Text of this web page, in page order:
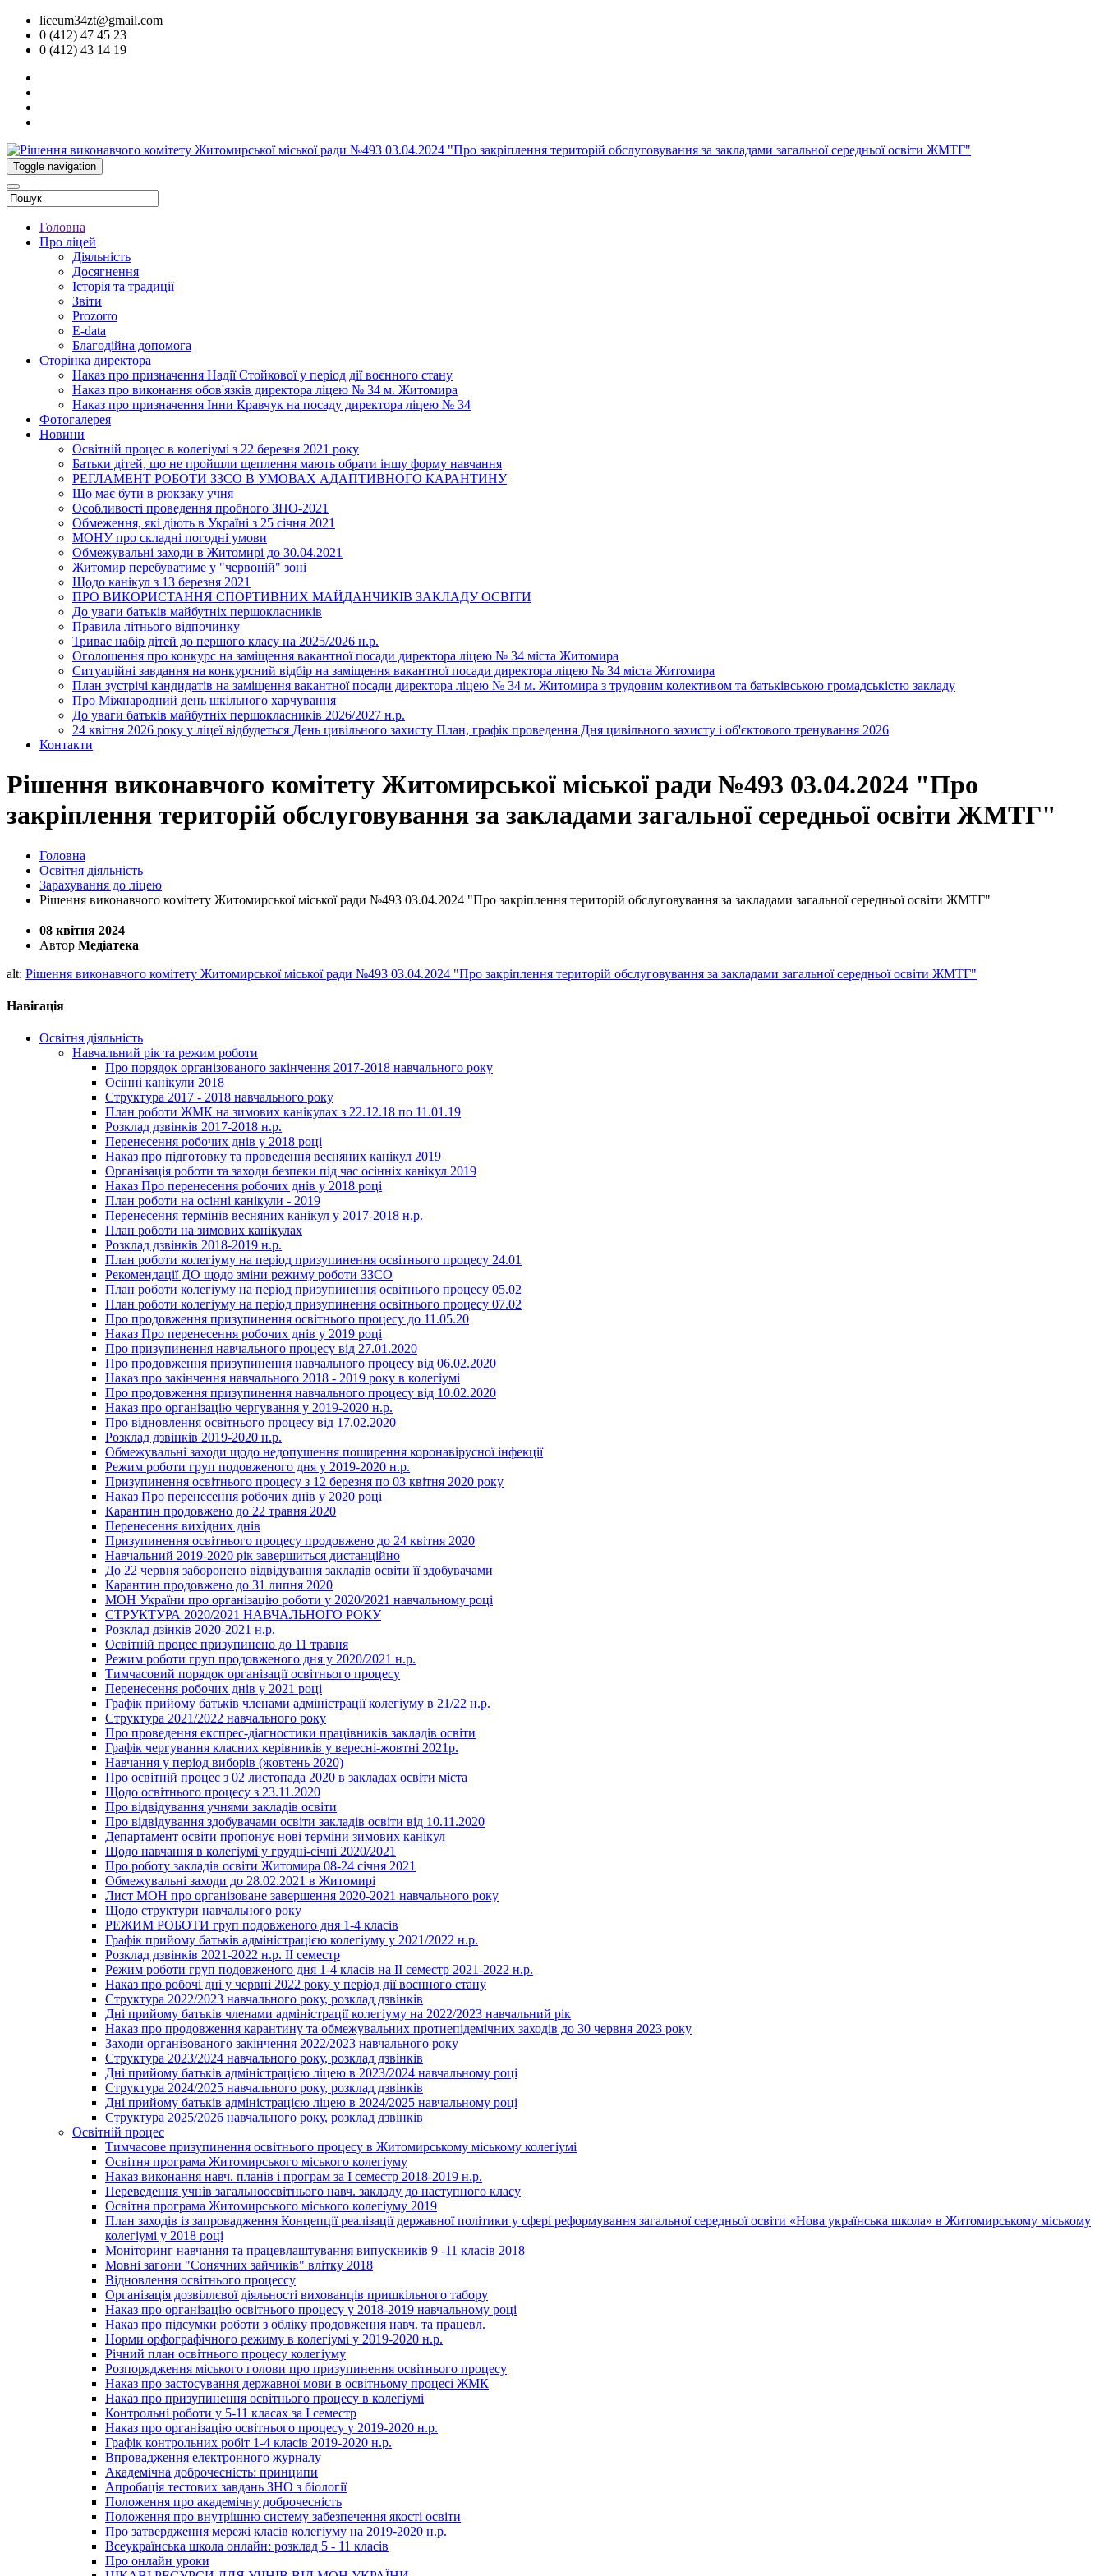
liceum34zt@gmail.com
0 (412) 47 45 23
0 (412) 43 14 19
Toggle navigation
Головна
Про ліцей
Діяльність
Досягнення
Історія та традиції
Звіти
Prozorro
E-data
Благодійна допомога
Сторінка директора
Наказ про призначення Надії Стойкової у період дії воєнного стану
Наказ про виконання обов'язків директора ліцею № 34 м. Житомира
Наказ про призначення Інни Кравчук на посаду директора ліцею № 34
Фотогалерея
Новини
Освітній процес в колегіумі з 22 березня 2021 року
Батьки дітей, що не пройшли щеплення мають обрати іншу форму навчання
РЕГЛАМЕНТ РОБОТИ ЗЗСО В УМОВАХ АДАПТИВНОГО КАРАНТИНУ
Що має бути в рюкзаку учня
Особливості проведення пробного ЗНО-2021
Обмеження, які діють в Україні з 25 січня 2021
МОНУ про складні погодні умови
Обмежувальні заходи в Житомирі до 30.04.2021
Житомир перебуватиме у "червоній" зоні
Щодо канікул з 13 березня 2021
ПРО ВИКОРИСТАННЯ СПОРТИВНИХ МАЙДАНЧИКІВ ЗАКЛАДУ ОСВІТИ
До уваги батьків майбутніх першокласників
Правила літнього відпочинку
Триває набір дітей до першого класу на 2025/2026 н.р.
Оголошення про конкурс на заміщення вакантної посади директора ліцею № 34 міста Житомира
Ситуаційні завдання на конкурсний відбір на заміщення вакантної посади директора ліцею № 34 міста Житомира
План зустрічі кандидатів на заміщення вакантної посади директора ліцею № 34 м. Житомира з трудовим колективом та батьківською громадськістю закладу
Про Міжнародний день шкільного харчування
До уваги батьків майбутніх першокласників 2026/2027 н.р.
24 квітня 2026 року у ліцеї відбудеться День цивільного захисту План, графік проведення Дня цивільного захисту і об'єктового тренування 2026
Контакти
Рішення виконавчого комітету Житомирської міської ради №493 03.04.2024 "Про
закріплення територій обслуговування за закладами загальної середньої освіти ЖМТГ"
Головна
Освітня діяльність
Зарахування до ліцею
Рішення виконавчого комітету Житомирської міської ради №493 03.04.2024 "Про закріплення територій обслуговування за закладами загальної середньої освіти ЖМТГ"
08 квітня 2024
Автор Медіатека
alt: Рішення виконавчого комітету Житомирської міської ради №493 03.04.2024 "Про закріплення територій обслуговування за закладами загальної середньої освіти ЖМТГ"
Навігація
Освітня діяльність
Навчальний рік та режим роботи
Про порядок організованого закінчення 2017-2018 навчального року
Осінні канікули 2018
Структура 2017 - 2018 навчального року
План роботи ЖМК на зимових канікулах з 22.12.18 по 11.01.19
Розклад дзвінків 2017-2018 н.р.
Перенесення робочих днів у 2018 році
Наказ про підготовку та проведення весняних канікул 2019
Організація роботи та заходи безпеки під час осінніх канікул 2019
Наказ Про перенесення робочих днів у 2018 році
План роботи на осінні канікули - 2019
Перенесення термінів весняних канікул у 2017-2018 н.р.
План роботи на зимових канікулах
Розклад дзвінків 2018-2019 н.р.
План роботи колегіуму на період призупинення освітнього процесу 24.01
Рекомендації ДО щодо зміни режиму роботи ЗЗСО
План роботи колегіуму на період призупинення освітнього процесу 05.02
План роботи колегіуму на період призупинення освітнього процесу 07.02
Про продовження призупинення освітнього процесу до 11.05.20
Наказ Про перенесення робочих днів у 2019 році
Про призупинення навчального процесу від 27.01.2020
Про продовження призупинення навчального процесу від 06.02.2020
Наказ про закінчення навчального 2018 - 2019 року в колегіумі
Про продовження призупинення навчального процесу від 10.02.2020
Наказ про організацію чергування у 2019-2020 н.р.
Про відновлення освітнього процесу від 17.02.2020
Розклад дзвінків 2019-2020 н.р.
Обмежувальні заходи щодо недопушення поширення коронавірусної інфекції
Режим роботи груп подовженого дня у 2019-2020 н.р.
Призупинення освітнього процесу з 12 березня по 03 квітня 2020 року
Наказ Про перенесення робочих днів у 2020 році
Карантин продовжено до 22 травня 2020
Перенесення вихідних днів
Призупинення освітнього процесу продовжено до 24 квітня 2020
Навчальний 2019-2020 рік завершиться дистанційно
До 22 червня заборонено відвідування закладів освіти її здобувачами
Карантин продовжено до 31 липня 2020
МОН України про організацію роботи у 2020/2021 навчальному році
СТРУКТУРА 2020/2021 НАВЧАЛЬНОГО РОКУ
Розклад дзінків 2020-2021 н.р.
Освітній процес призупинено до 11 травня
Режим роботи груп продовженого дня у 2020/2021 н.р.
Тимчасовий порядок організації освітнього процесу
Перенесення робочих днів у 2021 році
Графік прийому батьків членами адміністрації колегіуму в 21/22 н.р.
Структура 2021/2022 навчального року
Про проведення експрес-діагностики працівників закладів освіти
Графік чергування класних керівників у вересні-жовтні 2021р.
Навчання у період виборів (жовтень 2020)
Про освітній процес з 02 листопада 2020 в закладах освіти міста
Щодо освітнього процесу з 23.11.2020
Про відвідування учнями закладів освіти
Про відвідування здобувачами освіти закладів освіти від 10.11.2020
Департамент освіти пропонує нові терміни зимових канікул
Щодо навчання в колегіумі у грудні-січні 2020/2021
Про роботу закладів освіти Житомира 08-24 січня 2021
Обмежувальні заходи до 28.02.2021 в Житомирі
Лист МОН про організоване завершення 2020-2021 навчального року
Щодо структури навчального року
РЕЖИМ РОБОТИ груп подовженого дня 1-4 класів
Графік прийому батьків адміністрацією колегіуму у 2021/2022 н.р.
Розклад дзвінків 2021-2022 н.р. ІІ семестр
Режим роботи груп подовженого дня 1-4 класів на ІІ семестр 2021-2022 н.р.
Наказ про робочі дні у червні 2022 року у період дії воєнного стану
Структура 2022/2023 навчального року, розклад дзвінків
Дні прийому батьків членами адміністрації колегіуму на 2022/2023 навчальний рік
Наказ про продовження карантину та обмежувальних протиепідемічних заходів до 30 червня 2023 року
Заходи організованого закінчення 2022/2023 навчального року
Структура 2023/2024 навчального року, розклад дзвінків
Дні прийому батьків адміністрацією ліцею в 2023/2024 навчальному році
Структура 2024/2025 навчального року, розклад дзвінків
Дні прийому батьків адміністрацією ліцею в 2024/2025 навчальному році
Структура 2025/2026 навчального року, розклад дзвінків
Освітній процес
Тимчасове призупинення освітнього процесу в Житомирському міському колегіумі
Освітня програма Житомирського міського колегіуму
Наказ виконання навч. планів і програм за І семестр 2018-2019 н.р.
Переведення учнів загальноосвітнього навч. закладу до наступного класу
Освітня програма Житомирського міського колегіуму 2019
План заходів із запровадження Концепції реалізації державної політики у сфері реформування загальної середньої освіти «Нова українська школа» в Житомирському міському
колегіумі у 2018 році
Моніторинг навчання та працевлаштування випускників 9 -11 класів 2018
Мовні загони "Сонячних зайчиків" влітку 2018
Відновлення освітнього процессу
Організація дозвіллєвої діяльності вихованців пришкільного табору
Наказ про організацію освітнього процесу у 2018-2019 навчальному році
Наказ про підсумки роботи з обліку продовження навч. та працевл.
Норми орфографічного режиму в колегіумі у 2019-2020 н.р.
Річний план освітнього процесу колегіуму
Розпорядження міського голови про призупинення освітнього процесу
Наказ про застосування державної мови в освітньому процесі ЖМК
Наказ про призупинення освітнього процесу в колегіумі
Контрольні роботи у 5-11 класах за І семестр
Наказ про організацію освітнього процесу у 2019-2020 н.р.
Графік контрольних робіт 1-4 класів 2019-2020 н.р.
Впровадження електронного журналу
Академічна доброчесність: принципи
Апробація тестових завдань ЗНО з біології
Положення про академічну доброчесність
Положення про внутрішню систему забезпечення якості освіти
Про затвердження мережі класів колегіуму на 2019-2020 н.р.
Всеукраїнська школа онлайн: розклад 5 - 11 класів
Про онлайн уроки